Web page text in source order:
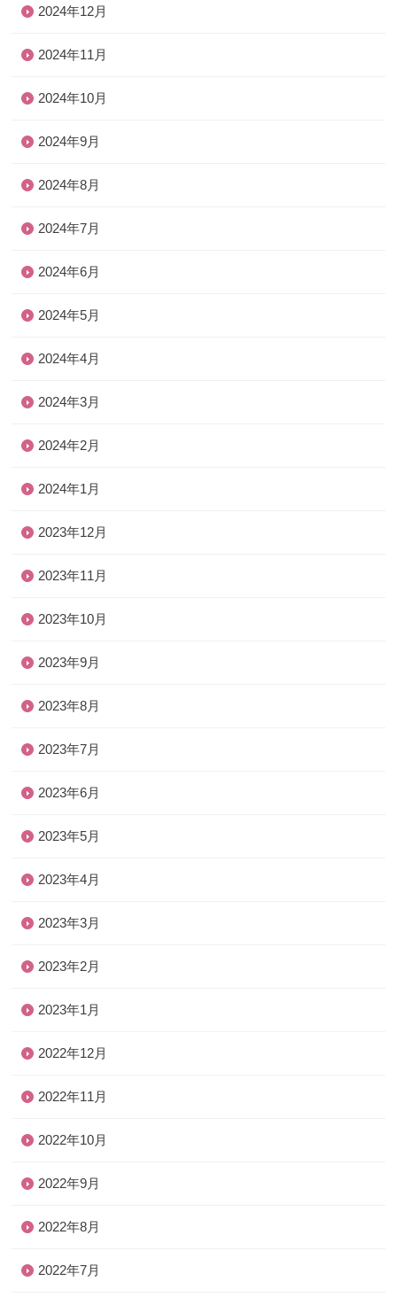
2024年12月
2024年11月
2024年10月
2024年9月
2024年8月
2024年7月
2024年6月
2024年5月
2024年4月
2024年3月
2024年2月
2024年1月
2023年12月
2023年11月
2023年10月
2023年9月
2023年8月
2023年7月
2023年6月
2023年5月
2023年4月
2023年3月
2023年2月
2023年1月
2022年12月
2022年11月
2022年10月
2022年9月
2022年8月
2022年7月